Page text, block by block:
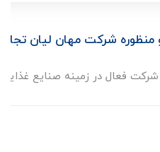
منظوره شرکت مهان لیان
فعال در زمینه صنایع